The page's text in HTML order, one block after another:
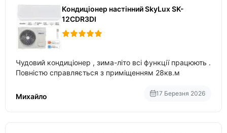
Кондиціонер настінний SkyLux SK-
12CDR3DI
Чудовий кондиціонер , зима-літо всі функції працюють .
Повністю справляється з приміщенням 28кв.м
Михайло 17 Березня 2026